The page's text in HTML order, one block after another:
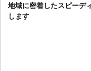
地域に密着したスピーデ
します